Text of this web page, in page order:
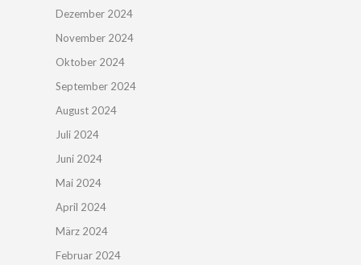
Dezember 2024
November 2024
Oktober 2024
September 2024
August 2024
Juli 2024
Juni 2024
Mai 2024
April 2024
März 2024
Februar 2024